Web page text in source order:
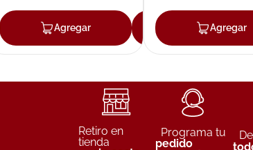
Agregar AgregarAgregar
Retiro en
tienda
Programa tu
pedido